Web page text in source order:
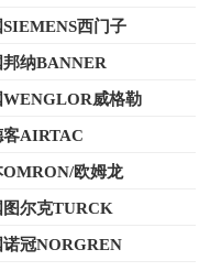
西门子
邦纳BANNER
WENGLOR威格勒
客AIRTAC
OMRON/欧姆龙
图尔克TURCK
诺冠NORGREN